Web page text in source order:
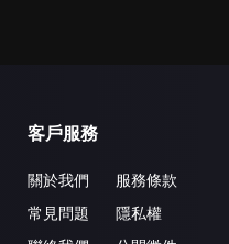
客戶服務
關於我們
常見問題
服務條款
隱私權